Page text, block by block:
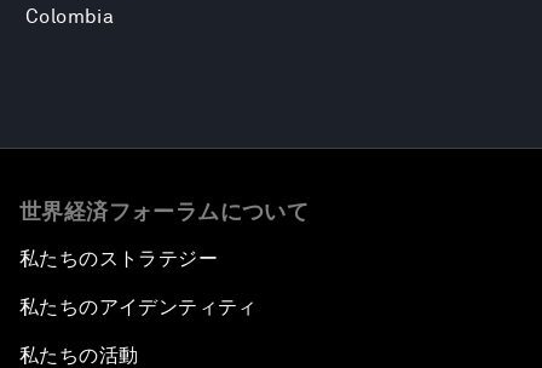
Colombia
世界経済フォーラムについて
私たちのストラテジー
私たちのアイデンティティ
私たちの活動